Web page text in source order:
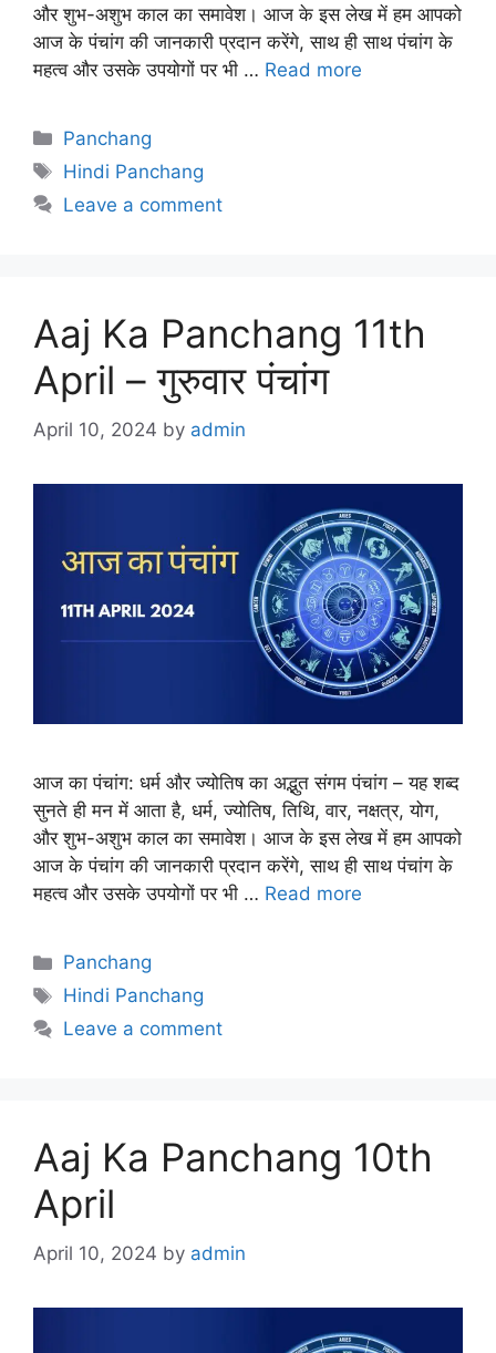
और शुभ-अशुभ काल का समावेश। आज के इस लेख में हम आपको
आज के पंचांग की जानकारी प्रदान करेंगे, साथ ही साथ पंचांग के
महत्व और उसके उपयोगों पर भी … Read more
Categories
Panchang
Tags
Hindi Panchang
Leave a comment
Aaj Ka Panchang 11th
April – गुरुवार पंचांग
April 10, 2024 by admin
आज का पंचांग: धर्म और ज्योतिष का अद्भुत संगम पंचांग – यह शब्द
सुनते ही मन में आता है, धर्म, ज्योतिष, तिथि, वार, नक्षत्र, योग,
और शुभ-अशुभ काल का समावेश। आज के इस लेख में हम आपको
आज के पंचांग की जानकारी प्रदान करेंगे, साथ ही साथ पंचांग के
महत्व और उसके उपयोगों पर भी … Read more
Categories
Panchang
Tags
Hindi Panchang
Leave a comment
Aaj Ka Panchang 10th
April
April 10, 2024 by admin